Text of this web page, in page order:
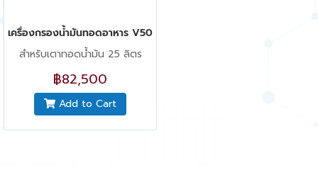
เครื่องกรองน้ำมันทอดอาหาร V50
สำหรับเตาทอดน้ำมัน 25 ลิตร
฿82,500
Add to Cart